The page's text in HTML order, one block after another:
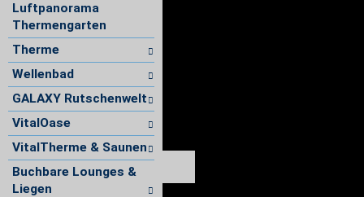
Luftpanorama
Thermengarten
Therme
Wellenbad
GALAXY Rutschenwelt
VitalOase
VitalTherme & Saunen
Buchbare Lounges &
Liegen